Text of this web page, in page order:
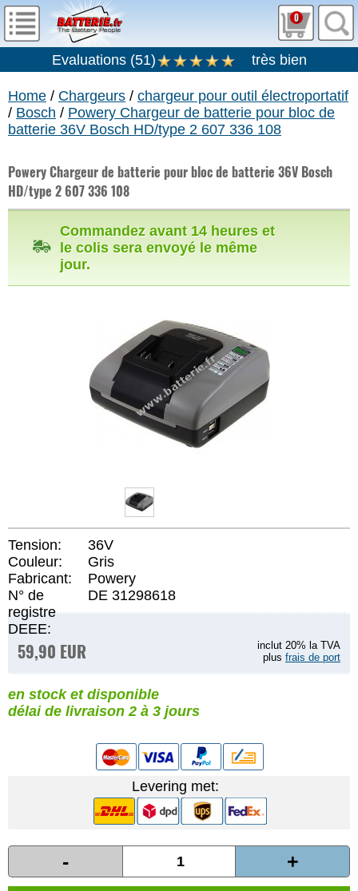
0
Evaluations(51) très bien
Home / Chargeurs / chargeur pour outil électroportatif
/ Bosch / Powery Chargeur de batterie pour bloc de
batterie 36V Bosch HD/type 2 607 336 108
Powery Chargeur de batterie pour bloc de batterie 36V Bosch
HD/type 2 607 336 108
Commandez avant 14 heures et
le colis sera envoyé le même
jour.
Tension:
36V
Couleur:
Gris
Fabricant:
Powery
N° de
registre
DEEE:
DE 31298618
59,90 EUR
inclut 20% la TVA
plus frais de port
en stock et disponible
délai de livraison 2 à 3 jours
Levering met:
- +